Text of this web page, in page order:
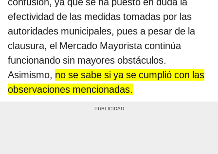
efectividad de las medidas tomadas por las
autoridades municipales, pues a pesar de la
clausura, el Mercado Mayorista continúa
funcionando sin mayores obstáculos.
Asimismo, no se sabe si ya se cumplió con las
observaciones mencionadas.